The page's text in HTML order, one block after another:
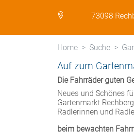
73098
Home Suche
Auf zum
Die Fahrräder guten
Neues und Schönes
Gartenmarkt
Radlerinnen und
beim bewachten